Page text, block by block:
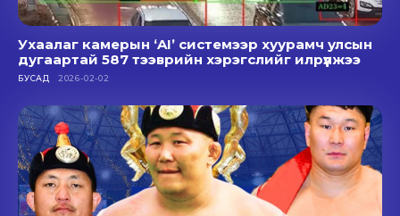
Ухаалаг камерын ‘AI’ системээр хуурамч улсын
дугаартай 587 тээврийн хэрэгслийг илрүүлжээ
БУСАД 2026-02-02